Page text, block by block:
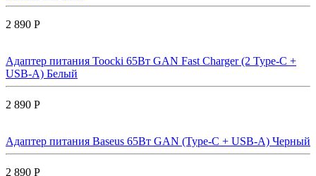
2 890 Р
Адаптер питания Toocki 65Вт GAN Fast Charger (2 Type-C +
USB-A) Белый
2 890 Р
Адаптер питания Baseus 65Вт GAN (Type-C + USB-A) Черный
2 890 Р